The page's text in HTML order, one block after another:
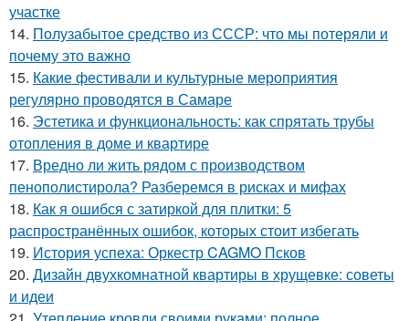
участке
14. Полузабытое средство из СССР: что мы потеряли и
почему это важно
15. Какие фестивали и культурные мероприятия
регулярно проводятся в Самаре
16. Эстетика и функциональность: как спрятать трубы
отопления в доме и квартире
17. Вредно ли жить рядом с производством
пенополистирола? Разберемся в рисках и мифах
18. Как я ошибся с затиркой для плитки: 5
распространённых ошибок, которых стоит избегать
19. История успеха: Оркестр CAGMO Псков
20. Дизайн двухкомнатной квартиры в хрущевке: советы
и идеи